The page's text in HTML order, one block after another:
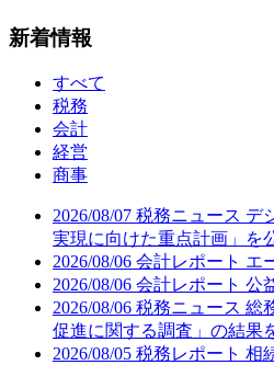
新着情報
すべて
税務
会計
経営
商事
2026/08/07 税務ニュース デ
実現に向けた重点計画」を
2026/08/06 会計レポート エ
2026/08/06 会計レポート 公
2026/08/06 税務ニュース 総
促進に関する調査」の結果
2026/08/05 税務レポート 相